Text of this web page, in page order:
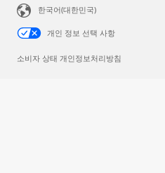
한국어(대한민국)
개인 정보 선택 사항
소비자 상태 개인정보처리방침